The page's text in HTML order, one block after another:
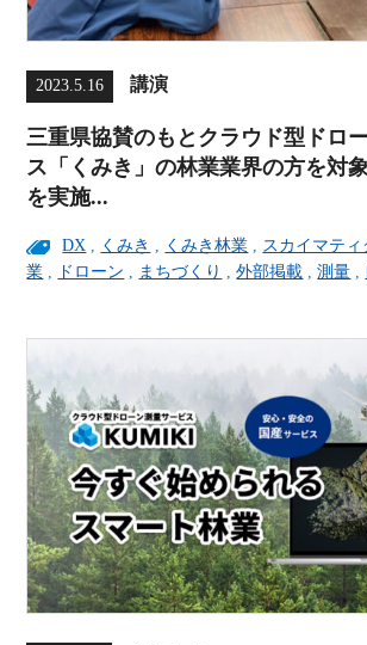
2023.5.16 講演
三重県協賛のもとクラウド型ドロ
ス「くみき」の林業業界の方を対
を実施...
DX , くみき , くみき林業 , スカイマティ
業 , ドローン , まちづくり ,外部掲載 ,測量 ,